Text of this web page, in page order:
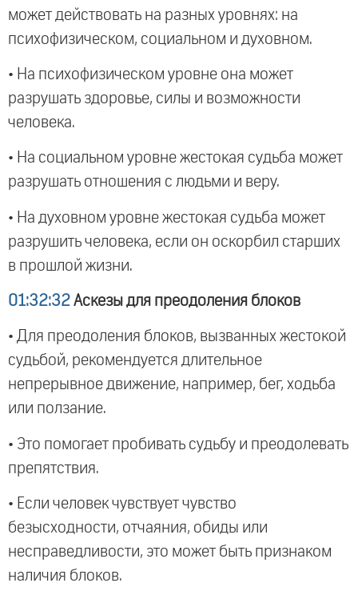
может действовать на разных уровнях: на
психофизическом, социальном и духовном.
• На психофизическом уровне она может
разрушать здоровье, силы и возможности
человека.
• На социальном уровне жестокая судьба может
разрушать отношения с людьми и веру.
• На духовном уровне жестокая судьба может
разрушить человека, если он оскорбил старших
в прошлой жизни.
01:32:32 Аскезы для преодоления блоков
• Для преодоления блоков, вызванных жестокой
судьбой, рекомендуется длительное
непрерывное движение, например, бег, ходьба
или ползание.
• Это помогает пробивать судьбу и преодолевать
препятствия.
• Если человек чувствует чувство
безысходности, отчаяния, обиды или
несправедливости, это может быть признаком
наличия блоков.